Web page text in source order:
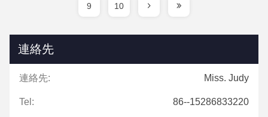
9 10
連絡先
連絡先: Miss. Judy
Tel: 86--15286833220